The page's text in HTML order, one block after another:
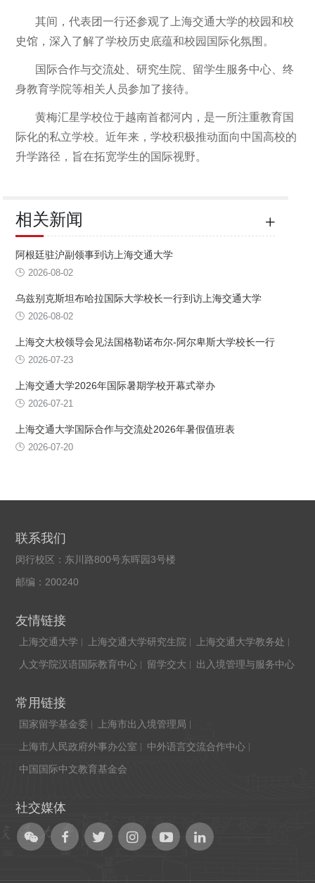
其间，代表团一行还参观了上海交通大学的校园和校
史馆，深入了解了学校历史底蕴和校园国际化氛围。
国际合作与交流处、研究生院 留学生服务中心 、终
身教育学院等相关人员参加了接待。
黄梅汇星学校位于越南首都河内，是一所注重教育国
际化的私立学校。近年来，学校积极推动面向中国高校的
升学路径，旨在拓宽学生的国际视野。
相关新闻
阿根廷驻沪副领事到访上海交通大学
2026-08-02
乌兹别克斯坦布哈拉国际大学校长一行到访上海交通大学
2026-08-02
上海交大校领导会见法国格勒诺布尔-阿尔卑斯大学校长一行
2026-07-23
上海交通大学2026年国际暑期学校开幕式举办
2026-07-21
上海交通大学国际合作与交流处2026年暑假值班表
2026-07-20
联系我们
闵行校区：东川路800号东晖园3号楼
邮编：200240
友情链接
上海交通大学 上海交通大学研究生院
上海交通大学教务处
人文学院汉语国际教育中心
留学交大 出入境管理与服务中心
常用链接
国家留学基金委
上海市出入境管理局
上海市人民政府外事办公室
中外语言交流合作中心
中国国际中文教育基金会
社交媒体